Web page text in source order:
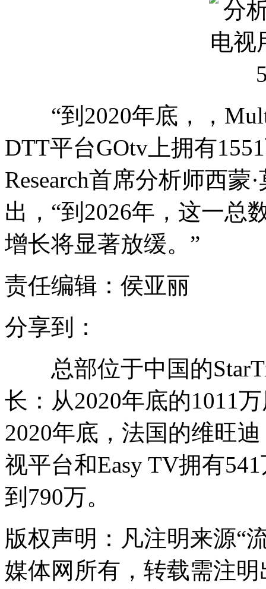
“到2020年底，，
DTT平台GOtv上拥有
Research首席分析师西蒙
出，“到2026年，这一总
增长将显著放缓。”
责任编辑：侯亚丽
分享到：
总部位于中国的
长：从2020年底的1011
2020年底，法国的维旺
视平台和Easy TV拥有
到790万。
版权声明：凡注明来源“
媒体网所有，转载需注